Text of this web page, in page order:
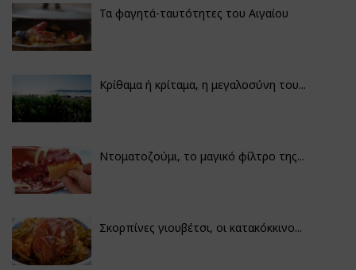
Τα φαγητά-ταυτότητες του Αιγαίου
Κρίθαμα ή κρίταμα, η μεγαλοσύνη του...
Ντοματοζούμι, το μαγικό φίλτρο της...
Σκορπίνες γιουβέτσι, οι κατακόκκινο...